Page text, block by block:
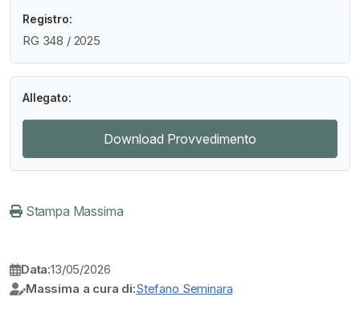
Registro:
RG 348 / 2025
Allegato:
Download Provvedimento
Stampa Massima
Data:13/05/2026
Massima a cura di:Stefano Seminara